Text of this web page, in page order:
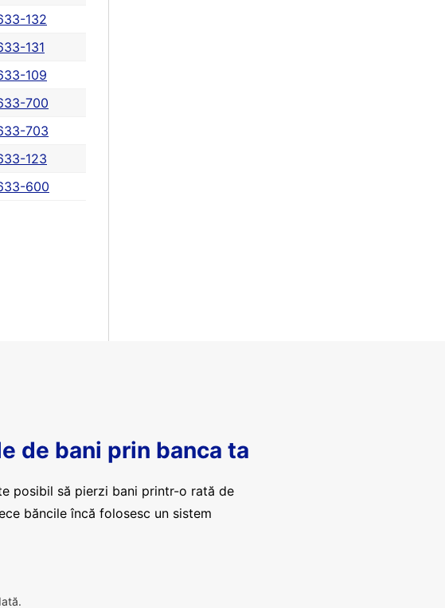
132
131
109
700
703
123
600
de bani prin banca ta
posibil să pierzi bani printr-o rată de
băncile încă folosesc un sistem